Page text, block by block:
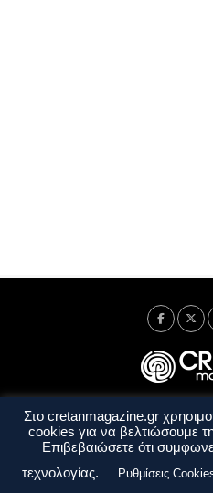
Ταυτότητα Πολιτική
Όροι και
Στο cretanmagazine.gr
cookies για να βελτιώσουμε
Επιβεβαιώσετε ότι
τεχνολογίας.
Ρυθμίσεις